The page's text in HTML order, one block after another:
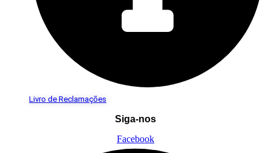
Livro de Reclamações
Siga-nos
Facebook